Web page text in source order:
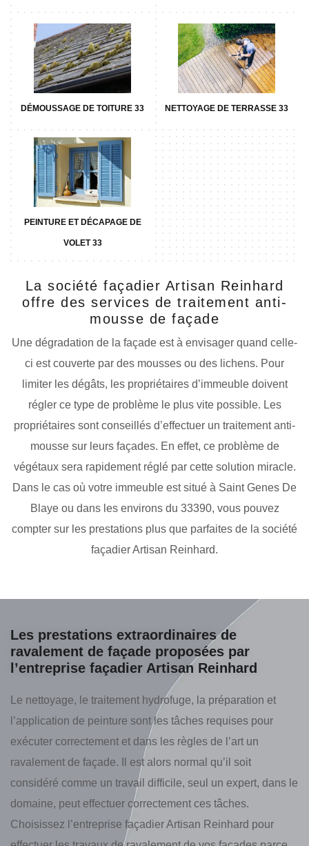
DÉMOUSSAGE DE TOITURE 33 NETTOYAGE DE TERRASSE 33
PEINTURE ET DÉCAPAGE DE
VOLET 33
La société façadier Artisan Reinhard
offre des services de traitement anti-
mousse de façade
Une dégradation de la façade est à envisager quand celle-
ci est couverte par des mousses ou des lichens. Pour
limiter les dégâts, les propriétaires d’immeuble doivent
régler ce type de problème le plus vite possible. Les
propriétaires sont conseillés d’effectuer un traitement anti-
mousse sur leurs façades. En effet, ce problème de
végétaux sera rapidement réglé par cette solution miracle.
Dans le cas où votre immeuble est situé à Saint Genes De
Blaye ou dans les environs du 33390, vous pouvez
compter sur les prestations plus que parfaites de la société
façadier Artisan Reinhard.
Les prestations extraordinaires de
ravalement de façade proposées par
l’entreprise façadier Artisan Reinhard
Le nettoyage, le traitement hydrofuge, la préparation et
l’application de peinture sont les tâches requises pour
exécuter correctement et dans les règles de l’art un
ravalement de façade. Il est alors normal qu’il soit
considéré comme un travail difficile, seul un expert, dans le
domaine, peut effectuer correctement ces tâches.
Choisissez l’entreprise façadier Artisan Reinhard pour